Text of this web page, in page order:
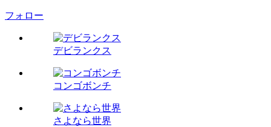
フォロー
デビランクス
コンゴボンチ
さよなら世界